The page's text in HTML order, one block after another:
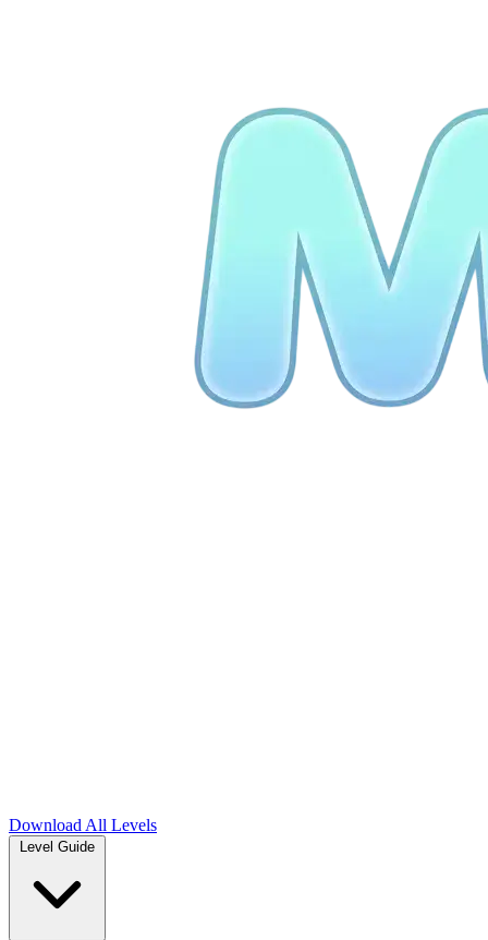
Download All Levels
Level Guide